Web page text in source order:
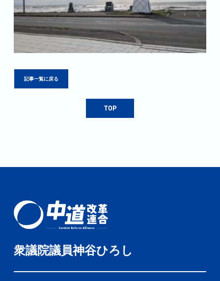
記事一覧に戻る
TOP
衆議院議員神谷ひろし